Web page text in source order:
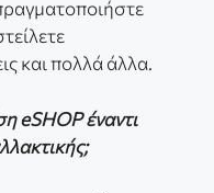
και πολλά άλλα.
eSHOP έναντι